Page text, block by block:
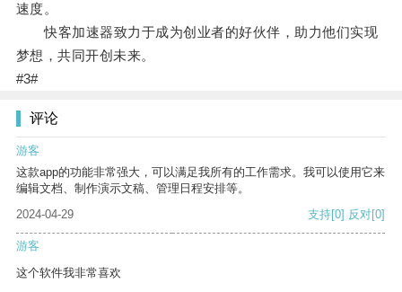
速度。
快客加速器致力于成为创业者的好伙伴，助力他们实现
梦想，共同开创未来。
#3#
评论
游客
这款app的功能非常强大，可以满足我所有的工作需求。我可以使用它来
编辑文档、制作演示文稿、管理日程安排等。
2024-04-29
支持[0] 反对[0]
游客
这个软件我非常喜欢